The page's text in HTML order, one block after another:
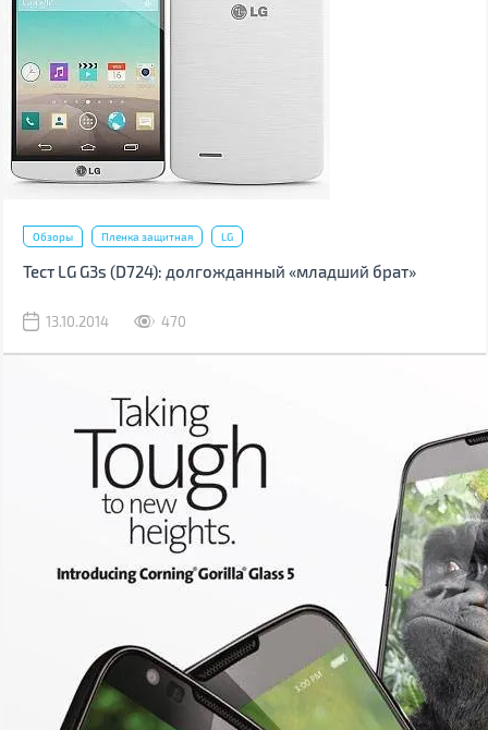
Обзоры Пленка защитная LG
Тест LG G3s (D724): долгожданный «младший брат»
13.10.2014 470